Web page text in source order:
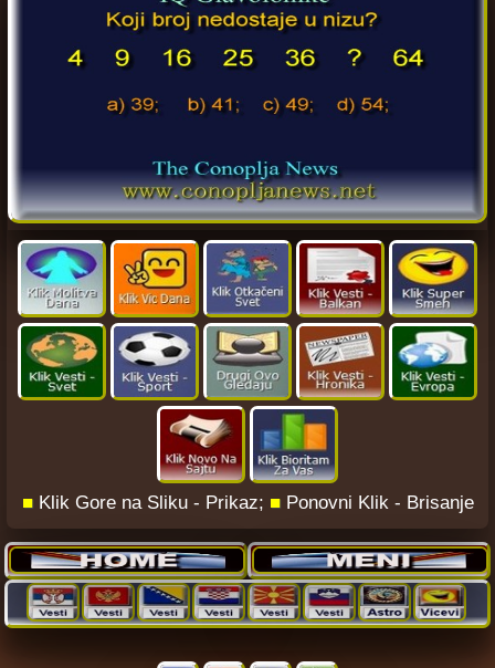
■ Klik Gore na Sliku - Prikaz; ■ Ponovni Klik - Brisanje